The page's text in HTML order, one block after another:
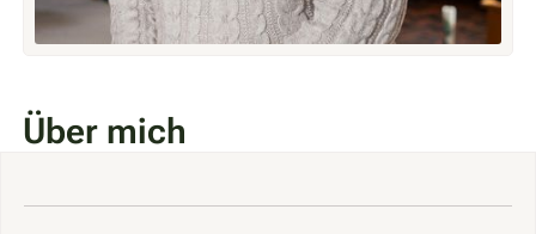
Über mich